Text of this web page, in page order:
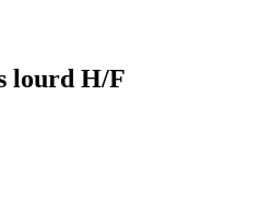
lourd H/F